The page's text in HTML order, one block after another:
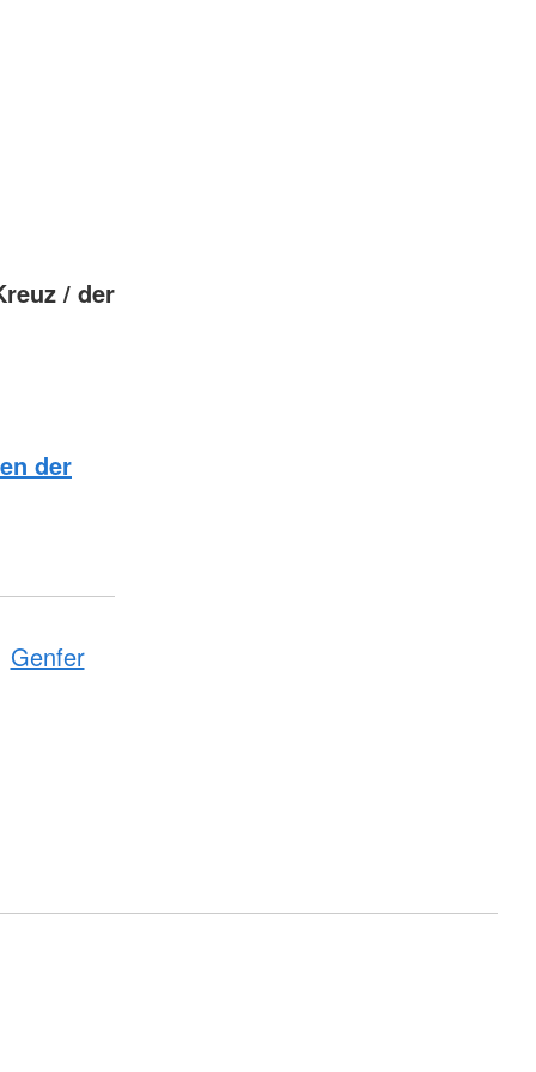
/ der
der
Genfer